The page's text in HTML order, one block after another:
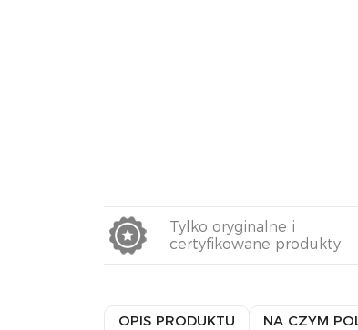
Tylko oryginalne i
certyfikowane produkty
OPIS PRODUKTU NA CZYM